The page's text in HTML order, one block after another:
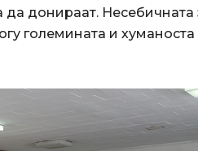
да донираат.
големината и